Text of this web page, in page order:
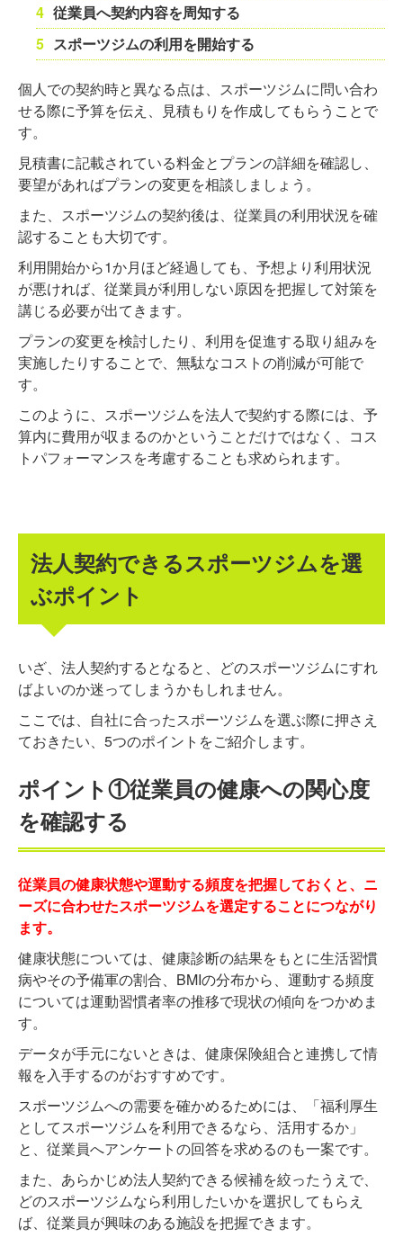
従業員へ契約内容を周知する
スポーツジムの利用を開始する
個人での契約時と異なる点は、スポーツジムに問い合わ
せる際に予算を伝え、見積もりを作成してもらうことで
す。
見積書に記載されている料金とプランの詳細を確認し、
要望があればプランの変更を相談しましょう。
また、スポーツジムの契約後は、従業員の利用状況を確
認することも大切です。
利用開始から1か月ほど経過しても、予想より利用状況
が悪ければ、従業員が利用しない原因を把握して対策を
講じる必要が出てきます。
プランの変更を検討したり、利用を促進する取り組みを
実施したりすることで、無駄なコストの削減が可能で
す。
このように、スポーツジムを法人で契約する際には、予
算内に費用が収まるのかということだけではなく、コス
トパフォーマンスを考慮することも求められます。
法人契約できるスポーツジムを選
ぶポイント
いざ、法人契約するとなると、どのスポーツジムにすれ
ばよいのか迷ってしまうかもしれません。
ここでは、自社に合ったスポーツジムを選ぶ際に押さえ
ておきたい、5つのポイントをご紹介します。
ポイント①従業員の健康への関心度
を確認する
従業員の健康状態や運動する頻度を把握しておくと、ニ
ーズに合わせたスポーツジムを選定することにつながり
ます。
健康状態については、健康診断の結果をもとに生活習慣
病やその予備軍の割合、BMIの分布から、運動する頻度
については運動習慣者率の推移で現状の傾向をつかめま
す。
データが手元にないときは、健康保険組合と連携して情
報を入手するのがおすすめです。
スポーツジムへの需要を確かめるためには、「福利厚生
としてスポーツジムを利用できるなら、活用するか」
と、従業員へアンケートの回答を求めるのも一案です。
また、あらかじめ法人契約できる候補を絞ったうえで、
どのスポーツジムなら利用したいかを選択してもらえ
ば、従業員が興味のある施設を把握できます。